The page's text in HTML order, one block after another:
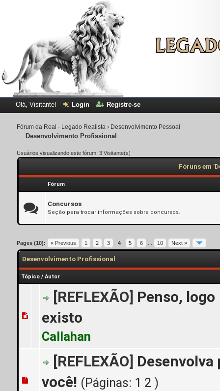
Olá, Visitante! Login Registre-se
Fórum da Real - Legado Realista › Desenvolvimento Pessoal
Desenvolvimento Profissional
Usuários visualizando este fórum: 3 Visitante(s)
Fóruns em
Fórum
Concursos
Seção para trocar informações sobre concursos.
Pages (10): « Previous 1 2 3 4 5 6 10 Next »
Desenvolvimento Profissional
Tópico /Autor
[REFLEXÃO] Penso, logo
existo
Callahan
0 Voto(s) - 0 de 5 em média
[REFLEXÃO] Desenvolva
você! (Páginas: 1 2 )
3 Voto(s) - 5 de 5 em média
123 45